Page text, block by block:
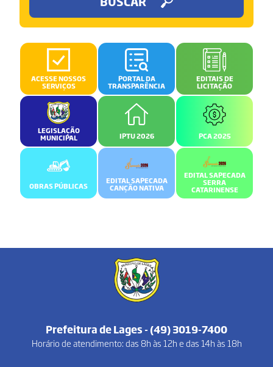
ACESSE NOSSOS
SERVIÇOS
PORTAL DA
TRANSPARÊNCIA
EDITAIS DE
LICITAÇÃO
LEGISLAÇÃO
MUNICIPAL IPTU 2026 PCA 2025
OBRAS PÚBLICAS
EDITAL SAPECADA
CANÇÃO NATIVA
EDITAL SAPECADA
SERRA
CATARINENSE
Prefeitura de Lages - (49) 3019-7400
Horário de atendimento: das 8h às 12h e das 14h às 18h